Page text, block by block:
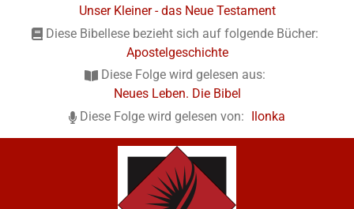
Unser Kleiner - das Neue Testament
Diese Bibellese bezieht sich auf folgende Bücher:
Apostelgeschichte
Diese Folge wird gelesen aus:
Neues Leben. Die Bibel
Diese Folge wird gelesen von:
Ilonka